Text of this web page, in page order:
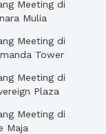
Meeting di
Mulia
Meeting di
Tower
Meeting di
Plaza
Meeting di
Maja